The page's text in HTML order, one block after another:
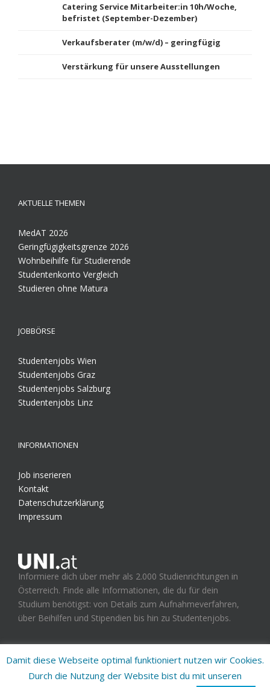
Catering Service Mitarbeiter:in 10h/Woche,
befristet (September-Dezember)
Verkaufsberater (m/w/d) – geringfügig
Verstärkung für unsere Ausstellungen
AKTUELLE THEMEN
MedAT 2026
Geringfügigkeitsgrenze 2026
Wohnbeihilfe für Studierende
Studentenkonto Vergleich
Studieren ohne Matura
JOBBÖRSE
Studentenjobs Wien
Studentenjobs Graz
Studentenjobs Salzburg
Studentenjobs Linz
INFORMATIONEN
Job inserieren
Kontakt
Datenschutzerklärung
Impressum
Informiere dich über mehr als 2.000 Studienrichtungen in
Österreich. Finde alle Informationen, die du für dein
Studium benötigst: von Details zum Aufnahmeverfahren,
über Beihilfen und Stipendien bis hin zu Studentenjobs.
Damit diese Webseite optimal funktioniert nutzen wir Cookies.
Durch die Nutzung der Website bist du mit unseren